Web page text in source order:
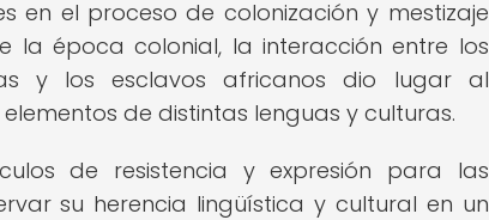
en el proceso de colonización y mestizaje
la época colonial, la interacción entre los
y los esclavos africanos dio lugar al
de distintas lenguas y culturas.
de resistencia y expresión para las
su herencia lingüística y cultural en un